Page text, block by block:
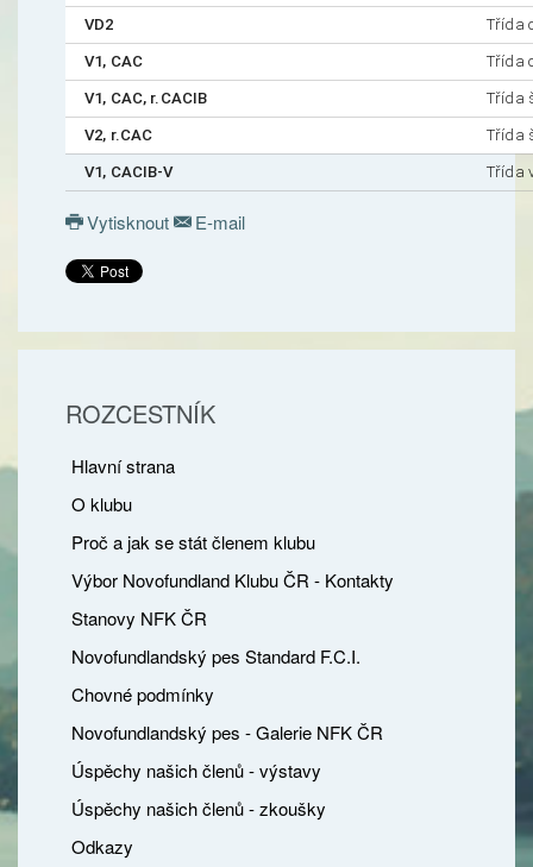
VD2 Třída
V1, CAC Třída
V1, CAC, r.CACIB Třída
V2, r.CAC Třída
V1, CACIB-V Třída
Vytisknout E-mail
ROZCESTNÍK
Hlavní strana
O klubu
Proč a jak se stát členem klubu
Výbor Novofundland Klubu ČR - Kontakty
Stanovy NFK ČR
Novofundlandský pes Standard F.C.I.
Chovné podmínky
Novofundlandský pes - Galerie NFK ČR
Úspěchy našich členů - výstavy
Úspěchy našich členů - zkoušky
Odkazy